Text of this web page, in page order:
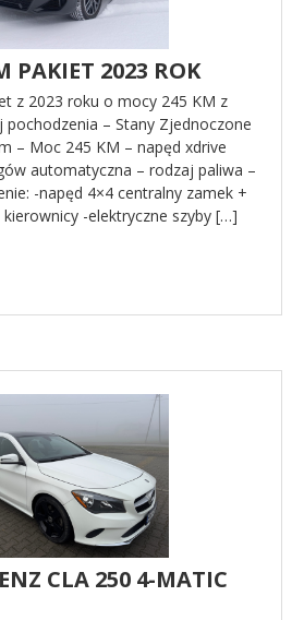
PAKIET 2023 ROK
z 2023 roku o mocy 245 KM z
pochodzenia – Stany Zjednoczone
– Moc 245 KM – napęd xdrive
automatyczna – rodzaj paliwa –
-napęd 4×4 centralny zamek +
-elektryczne szyby […]
CLA 250 4-MATIC